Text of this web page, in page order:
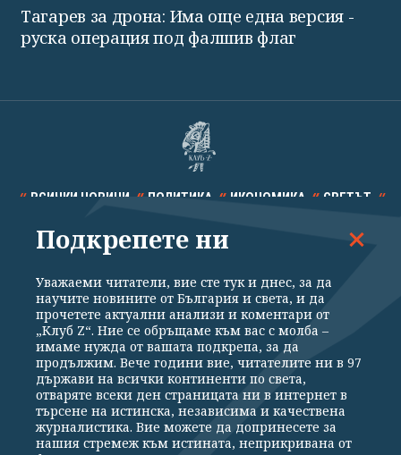
Тагарев за дрона: Има още една версия -
руска операция под фалшив флаг
ВСИЧКИ НОВИНИ ПОЛИТИКА ИКОНОМИКА СВЕТЪТ
СПОРТ КУЛТУРА ТЕХНОЛОГИИ КАЛЕЙДОСКОП
Общи условия
Политика за поверителност
Реклама
Партньори Контакти
За Клуб Z
Екип
Подкрепете ни
Подкрепете ни
Уважаеми читатели, вие сте тук и днес, за да
научите новините от България и света, и да
прочетете актуални анализи и коментари от
„Клуб Z“. Ние се обръщаме към вас с молба –
имаме нужда от вашата подкрепа, за да
продължим. Вече години вие, читателите ни в 97
държави на всички континенти по света,
отваряте всеки ден страницата ни в интернет в
търсене на истинска, независима и качествена
журналистика. Вие можете да допринесете за
нашия стремеж към истината, неприкривана от